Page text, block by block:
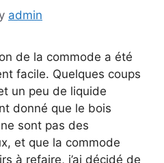
admin
de la commode a été
facile. Quelques coups
un peu de liquide
donné que le bois
sont pas des
et que la commode
à refaire, j’ai décidé de